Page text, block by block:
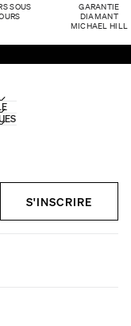
SOUS
GARANTIE
DIAMANT
MICHAEL HILL
S'INSCRIRE